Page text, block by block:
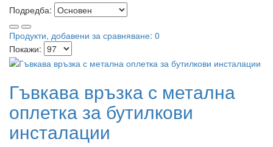
Подредба:
Продукти, добавени за сравняване: 0
Покажи:
Гъвкава връзка с метална
оплетка за бутилкови
инсталации